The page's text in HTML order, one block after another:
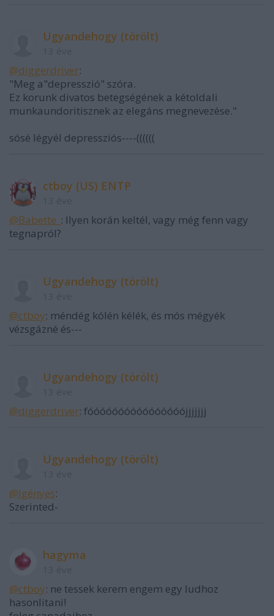
Ugyandehogy (törölt)
@diggerdriver:
"Meg a"depresszió" szóra.
Ez korunk divatos betegségének a kétoldali
munkaundoritisznek az elegáns megnevezése."
sósé légyél depressziós----((((((
ctboy (US) ENTP
@Babette_ : Ilyen korán keltél, vagy még fenn vagy
tegnapról?
Ugyandehogy (törölt)
@ctboy: méndég kólén kélék, és mós mégyék
vézsgázné és---
Ugyandehogy (törölt)
@diggerdriver: fóóóóóóóóóóóóóóóójjjjjjj
Ugyandehogy (törölt)
@Igényes:
Szerinted-
hagyma
@ctboy: ne tessek kerem engem egy ludhoz
hasonlitani!